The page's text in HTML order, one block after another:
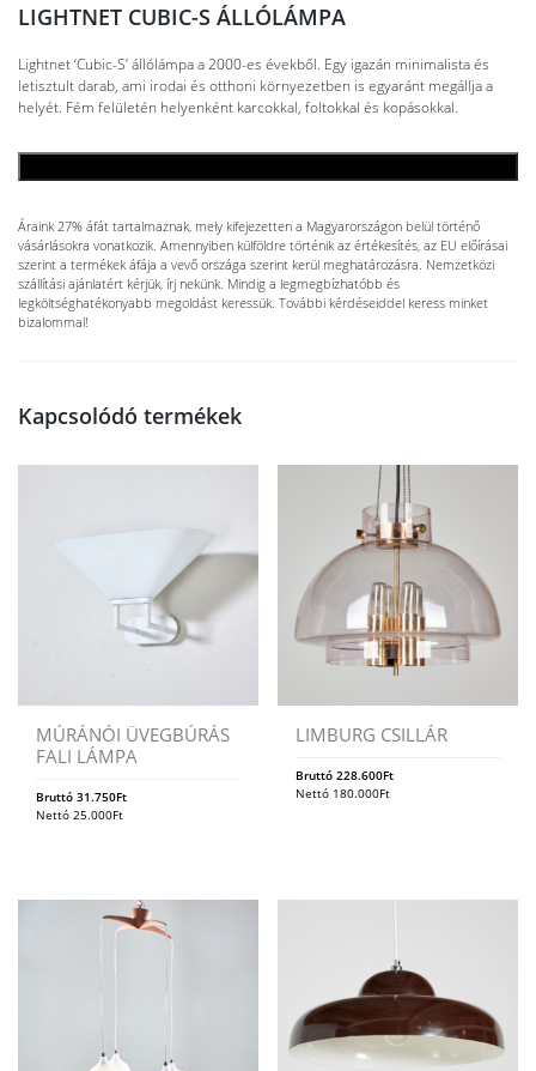
LIGHTNET CUBIC-S ÁLLÓLÁMPA
Lightnet ‘Cubic-S’ állólámpa a 2000-es évekből. Egy igazán minimalista és
letisztult darab, ami irodai és otthoni környezetben is egyaránt megállja a
helyét. Fém felületén helyenként karcokkal, foltokkal és kopásokkal.
Áraink 27% áfát tartalmaznak, mely kifejezetten a Magyarországon belül történő
vásárlásokra vonatkozik. Amennyiben külföldre történik az értékesítés, az EU előírásai
szerint a termékek áfája a vevő országa szerint kerül meghatározásra. Nemzetközi
szállítási ajánlatért kérjük, írj nekünk. Mindig a legmegbízhatóbb és
legköltséghatékonyabb megoldást keressük. További kérdéseiddel keress minket
bizalommal!
Kapcsolódó termékek
MÚRÁNÓI ÜVEGBÚRÁS
FALI LÁMPA
Bruttó 31.750Ft
Nettó 25.000Ft
LIMBURG CSILLÁR
Bruttó228.600Ft
Nettó 180.000Ft